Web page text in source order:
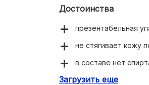
Достоинства
презентабельная
не стягивает кожу
в составе нет
дезодорирующий
Загрузить еще